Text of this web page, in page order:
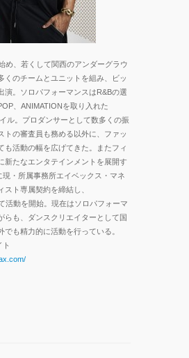
め、若くして関西のアンダーグラウ
くのチームとユニットを組み、ビッ
演。 ソロ パフォーマンスはR&Bの選
、ANIMATIONを取り入れた
ル。 プロダンサーとして数多くの振
トの審査員も務める以外に、ファッ
も活動の幅を広げてきた。
またフィ
新たなエンタテインメントを展開す
現・所属事務所エイベックス・マネ
スト専属契約を締結し、
活動を開始。現在はソロパフォーマ
らも、ダンスクリエイターとして国
でも精力的に活動を行っている。